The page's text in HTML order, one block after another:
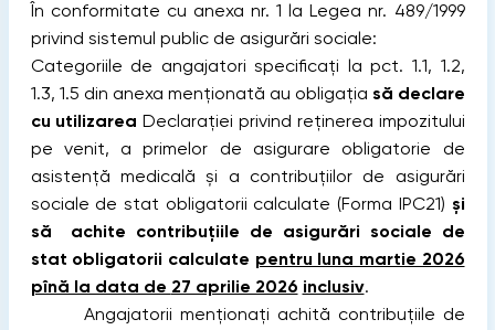
În conformitate cu anexa nr. 1 la Legea nr. 489/1999
privind sistemul public de asigurări sociale:
Categoriile de angajatori specificaţi la pct. 1.1, 1.2,
1.3, 1.5 din anexa menţionată au obligaţia să declare
cu utilizareaDeclaraţiei privind reţinerea impozitului
pe venit, a primelor de asigurare obligatorie de
asistenţă medicală şi a contribuţiilor de asigurări
sociale de stat obligatorii calculate (Forma IPC21) şi
să achite contribuţiile de asigurări sociale de
stat obligatorii calculate pentru luna martie 2026
pînă la data de 27 aprilie 2026 inclusiv.
Angajatorii menţionaţi achită contribuţiile de